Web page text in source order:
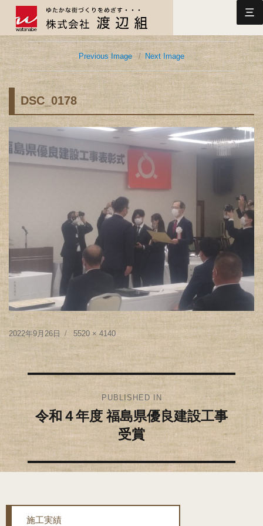
三
Previous Image Next Image
DSC_0178
Posted
2022年9月26日
Full
size
5520 × 4140
投
稿
ナ
ビ
ー
PUBLISHED IN
令和４年度 福島県優良建設工事
受賞
施工実績